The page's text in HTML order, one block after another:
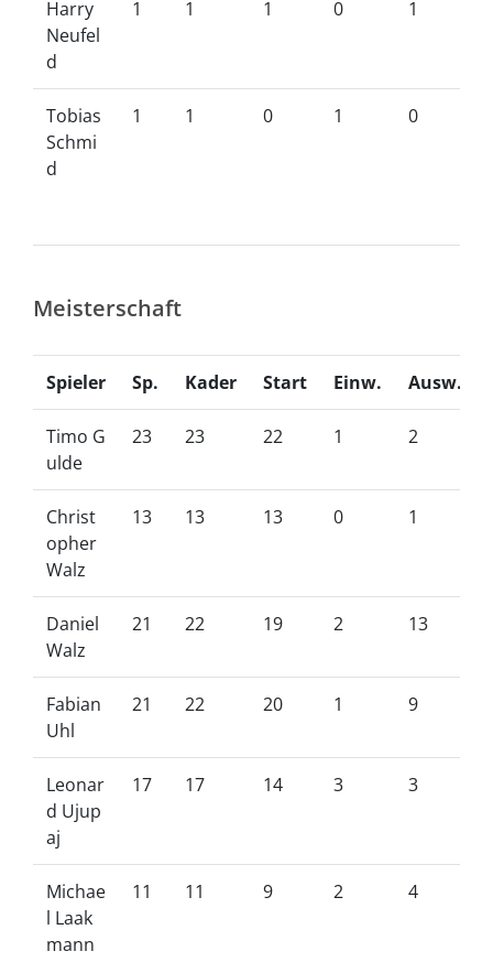
Harry
Neufel
d
1 1 1 0 1
Tobias
Schmi
d
1 1 0 1 0
Meisterschaft
Spieler Sp. Kader Start Einw. Ausw.
Timo G
ulde
23 23 22 1 2
Christ
opher
Walz
13 13 13 0 1
Daniel
Walz
21 22 19 2 13
Fabian
Uhl
21 22 20 1 9
Leonar
d Ujup
aj
17 17 14 3 3
Michae
l Laak
mann
11 11 9 2 4